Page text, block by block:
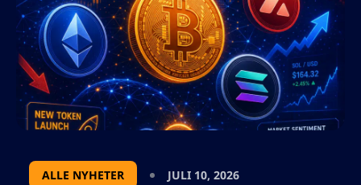
ALLE NYHETER JULI 10, 2026